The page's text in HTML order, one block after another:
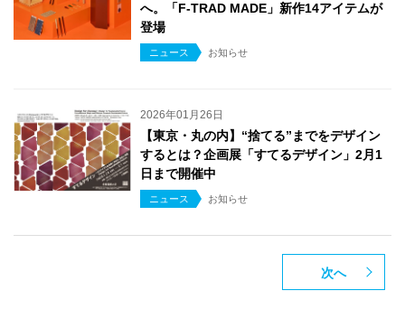
へ。「F-TRAD MADE」新作14アイテムが
登場
ニュース お知らせ
2026年01月26日
【東京・丸の内】“捨てる”までをデザイン
するとは？企画展「すてるデザイン」2月1
日まで開催中
ニュース お知らせ
次へ